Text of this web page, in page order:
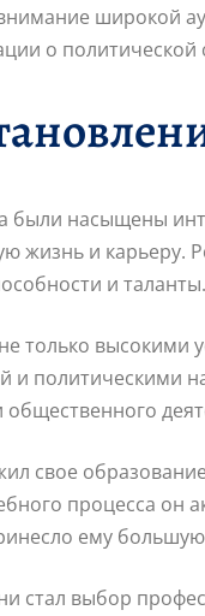
широкой
о политической
были насыщены
жизнь и карьеру.
и таланты.
только высокими
политическими
общественного
свое
процесса он
ему
выбор